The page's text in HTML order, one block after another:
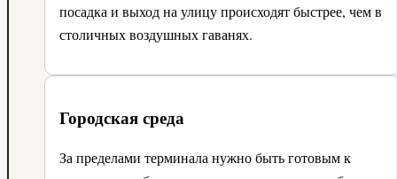
посадка и выход на улицу происходят быстрее, чем в
столичных воздушных гаванях.
Городская среда
За пределами терминала нужно быть готовым к